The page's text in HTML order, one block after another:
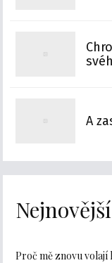
A
Proč mě znovu